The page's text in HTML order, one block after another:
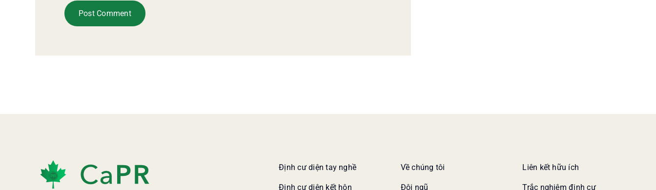
Định cư diện tay nghề
Định cư diện kết hôn
Về chúng tôi
Đội ngũ
Liên kết hữu ích
Trắc nghiệm định cư